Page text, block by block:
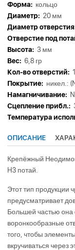
Форма: кольцо
Диаметр: 20 мм
Диаметр
Отверстие под
Высота: 3 мм
Вес: 6,8 гр
Кол-во отверстий: 1
Покрытие: никел.:
Намагничивание:
Сцепление прибл.:
Tемпература
ОПИСАНИЕ
Крепёжный
H3 потай.
Этот тип продукции
предусматривает
Большей частью
воронкообразные
того, чтобы
вкручиваться через